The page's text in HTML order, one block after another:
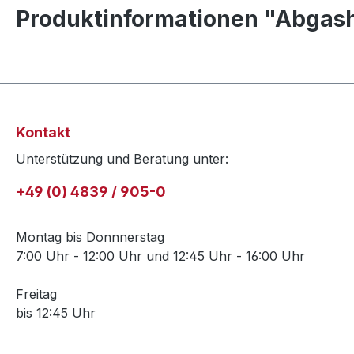
Produktinformationen
Kontakt
Unterstützung und Beratung unter:
+49 (0) 4839 / 905-0
Montag bis Donnnerstag
7:00 Uhr - 12:00 Uhr und 12:45 Uhr - 16:00 Uhr
Freitag
bis 12:45 Uhr